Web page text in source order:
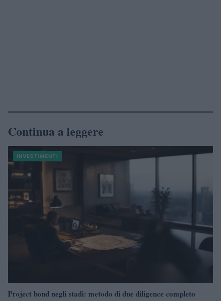
Continua a leggere
INVESTIMENTI
Project bond negli stadi: metodo di due diligence completo